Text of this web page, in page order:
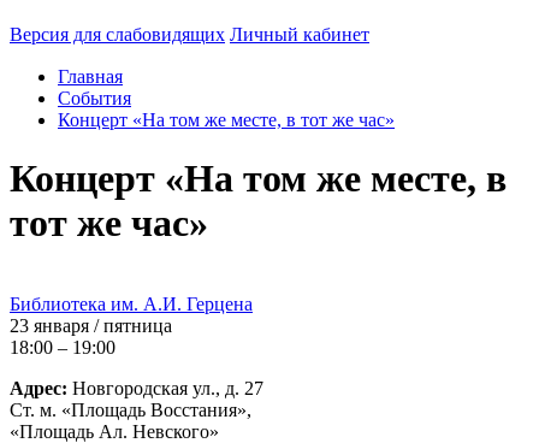
Версия для слабовидящих Личный кабинет
Главная
События
Концерт «На том же месте, в тот же час»
Концерт «На том же месте, в
тот же час»
Библиотека им. А.И. Герцена
23 января / пятница
18:00 – 19:00
Адрес: Новгородская ул., д. 27
Ст. м. «Площадь Восстания»,
«Площадь Ал. Невского»